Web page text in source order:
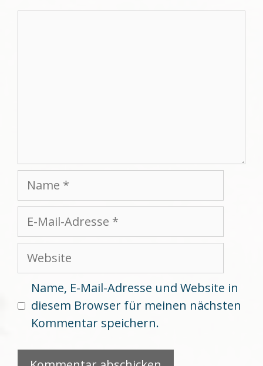
Name
Adresse
Website
Name, E-Mail-Adresse und Website in
diesem Browser für meinen nächsten
Kommentar speichern.